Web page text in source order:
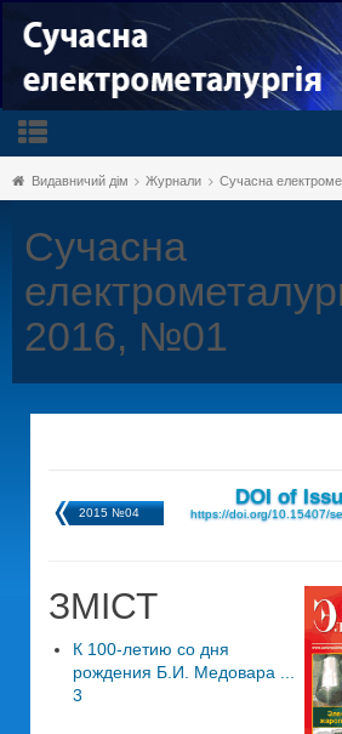
Видавничий дім Журнали Сучасна
Сучасна
2016, №01
2015 №04
DOI of
https://doi.org/10.15407/
ЗМІСТ
К 100-летию со дня
рождения Б.И. Медовара ...
3